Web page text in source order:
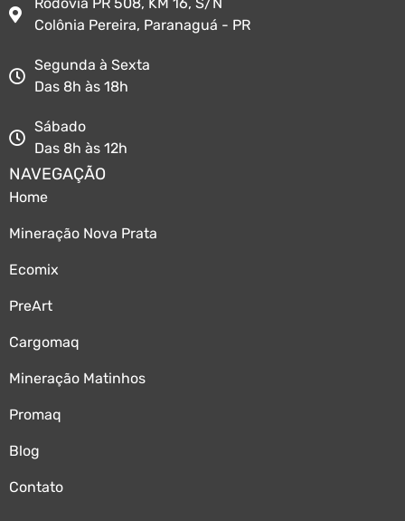
Colônia Pereira, Paranaguá - PR
Segunda à Sexta
Das 8h às 18h
Sábado
Das 8h às 12h
NAVEGAÇÃO
Home
Mineração Nova Prata
Ecomix
PreArt
Cargomaq
Mineração Matinhos
Promaq
Blog
Contato